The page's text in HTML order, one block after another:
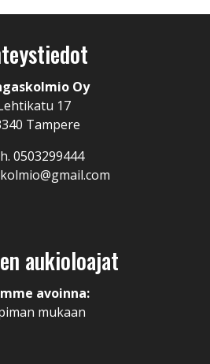
Oy
17
Tampere
0503299444
aukioloajat
avoinna:
mukaan